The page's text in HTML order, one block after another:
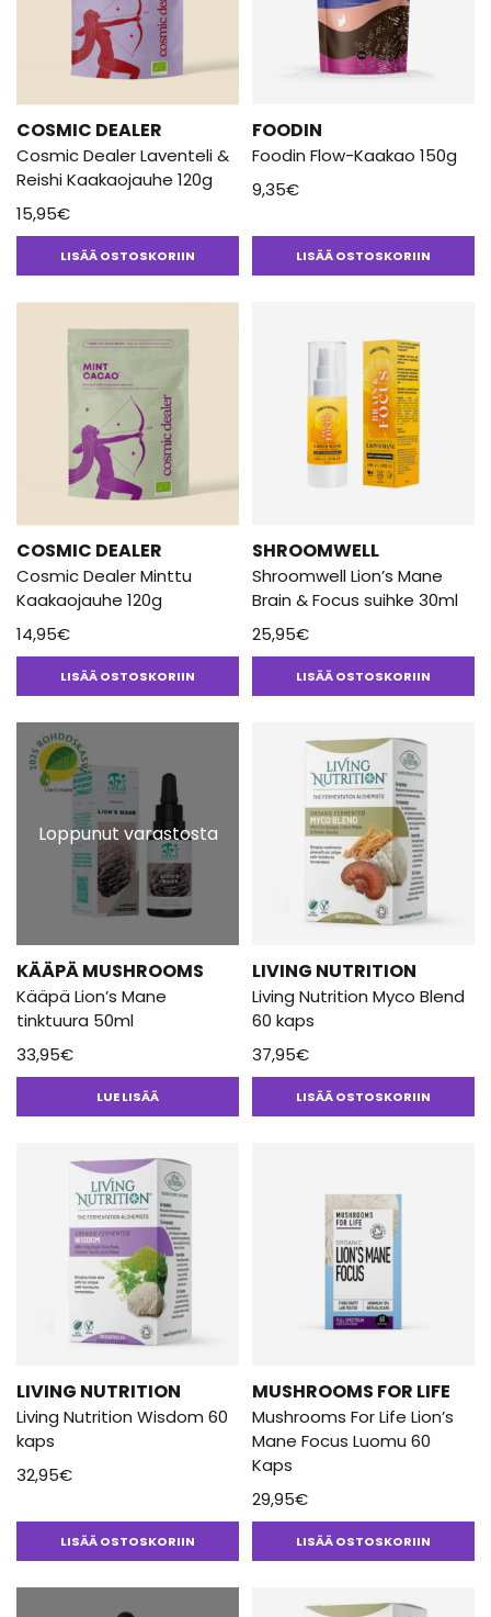
COSMIC DEALER
Cosmic Dealer Laventeli &
Reishi Kaakaojauhe 120g
15,95€
LISÄÄ OSTOSKORIIN
FOODIN
Foodin Flow-Kaakao 150g
9,35€
LISÄÄ OSTOSKORIIN
COSMIC DEALER
Cosmic Dealer Minttu
Kaakaojauhe 120g
14,95€
LISÄÄ OSTOSKORIIN
SHROOMWELL
Shroomwell Lion’s Mane
Brain & Focus suihke 30ml
25,95€
LISÄÄ OSTOSKORIIN
Loppunut varastosta
KÄÄPÄ MUSHROOMS
Kääpä Lion’s Mane
tinktuura 50ml
33,95€
LUE LISÄÄ
LIVING NUTRITION
Living Nutrition Myco Blend
60 kaps
37,95€
LISÄÄ OSTOSKORIIN
LIVING NUTRITION
Living Nutrition Wisdom 60
kaps
32,95€
LISÄÄ OSTOSKORIIN
MUSHROOMS FOR LIFE
Mushrooms For Life Lion’s
Mane Focus Luomu 60
Kaps
29,95€
LISÄÄ OSTOSKORIIN